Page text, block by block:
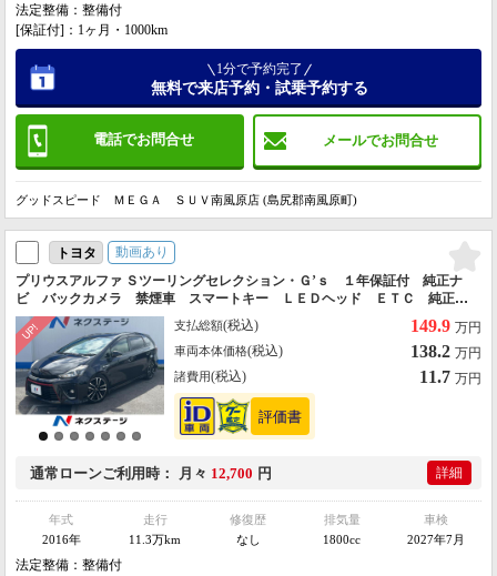
法定整備：整備付
[保証付]：1ヶ月・1000km
電話でお問合せ メールでお問合せ
1分で予約完了
無料で来店予約・試乗予約する
グッドスピード ＭＥＧＡ ＳＵＶ南風原店 (島尻郡南風原町)
トヨタ
動画あり
プリウスアルファ Ｓツーリングセレクション・Ｇ’ｓ １年保証付 純正ナ
ビ バックカメラ 禁煙車 スマートキー ＬＥＤヘッド ＥＴＣ 純正１
８インチアルミ オートライト ＣＤ ＤＶＤ再生 フルセグ ＬＥＤフォ
グ
支払総額(税込) 149.9 万円
車両本体価格(税込) 138.2 万円
諸費用(税込) 11.7 万円
通常ローンご利用時 月々 12,700 円 詳細
年式
2016年
走行
11.3万km
修復歴
なし
排気量
1800cc
車検
2027年7月
法定整備：整備付